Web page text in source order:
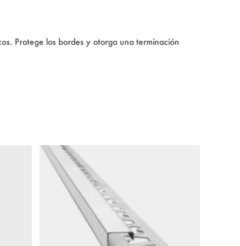
Protege los bordes y otorga una terminación